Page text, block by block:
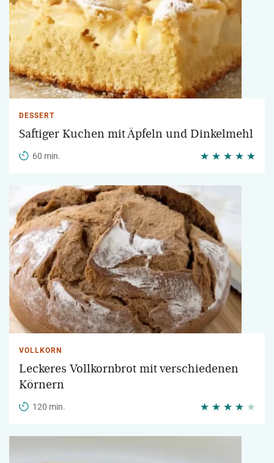
DESSERT
Saftiger Kuchen mit Äpfeln und Dinkelmehl
60 min.
VOLLKORN
Leckeres Vollkornbrot mit verschiedenen
Körnern
120 min.